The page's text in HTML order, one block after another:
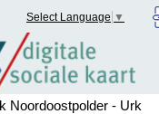
Select Language ▼
Noordoostpolder - Urk